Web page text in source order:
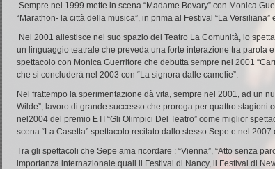
Sempre nel 1999 mette in scena “Madame Bovary” con Monica
“Marathon- la città della musica”, in prima al Festival “La Versiliana”
Nel 2001 allestisce nel suo spazio del Teatro La Comunità, lo
un linguaggio teatrale che preveda una forte interazione tra parola
spettacolo con Monica Guerritore che debutta sempre nel 2001 “
che si concluderà nel 2003 con “La signora dalle camelie”.
Nel frattempo la sperimentazione dà vita, sempre nel 2001, ad un
Wilde”, lavoro di grande successo che proroga per quattro
nel2004 del premio ETI “Gli Olimpici Del Teatro” come miglior
scena “La Casetta” spettacolo recitato dallo stesso Sepe e nel
Tra gli spettacoli che Sepe ama ricordare : “Vienna”, “Atto senza
importanza internazionale quali il Festival di Nancy, il Festival di